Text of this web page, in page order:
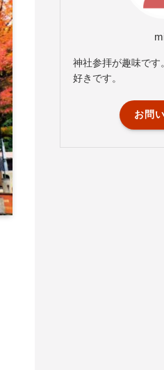
神社参拝が趣味で
好きです。
お問